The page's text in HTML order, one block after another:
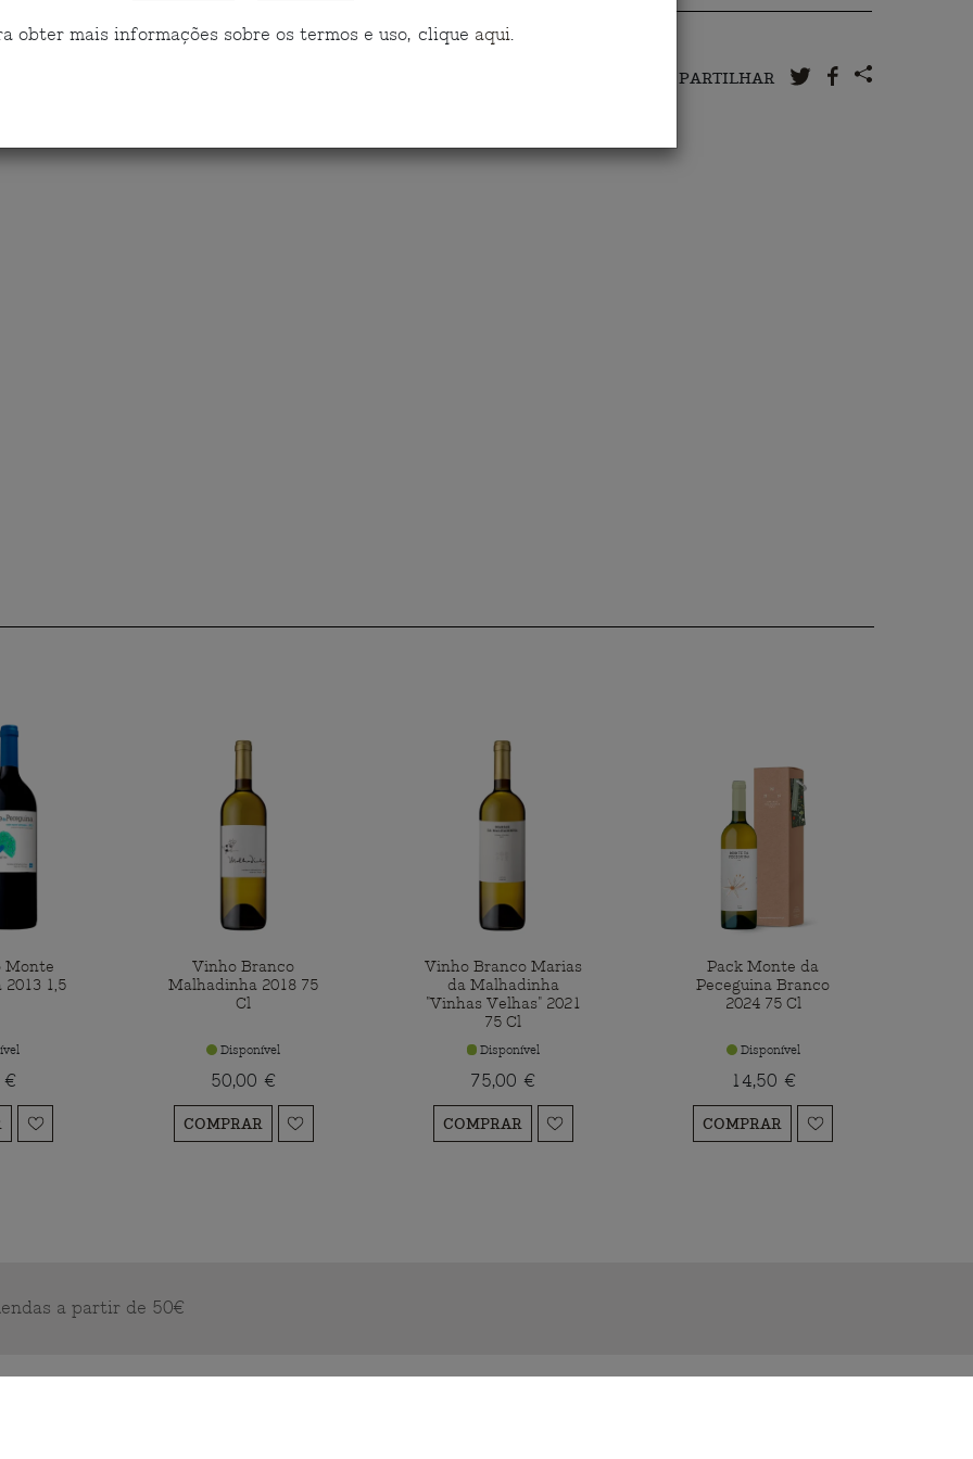
PARTILHAR
Monte
1,5
€
Vinho Branco
Malhadinha 2018 75
Cl
Disponível
50,00 €
COMPRAR
Vinho Branco Marias
da Malhadinha
"Vinhas Velhas" 2021
75 Cl
Disponível
75,00 €
COMPRAR
Pack Monte da
Peceguina Branco
2024 75 Cl
Disponível
14,50 €
COMPRAR
a partir de 50€
obter mais informações sobre os termos e uso, clique aqui.